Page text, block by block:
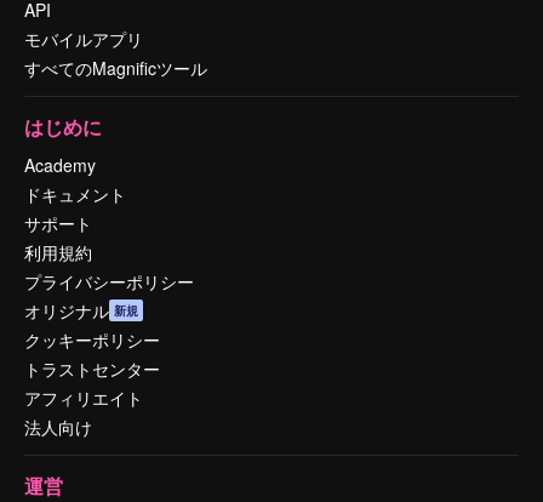
API
モバイルアプリ
すべてのMagnificツール
はじめに
Academy
ドキュメント
サポート
利用規約
プライバシーポリシー
オリジナル 新規
クッキーポリシー
トラストセンター
アフィリエイト
法人向け
運営